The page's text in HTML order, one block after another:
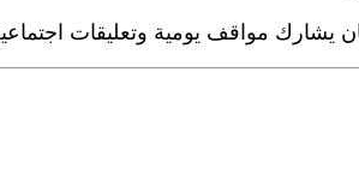
مواقف يومية وتعليقات